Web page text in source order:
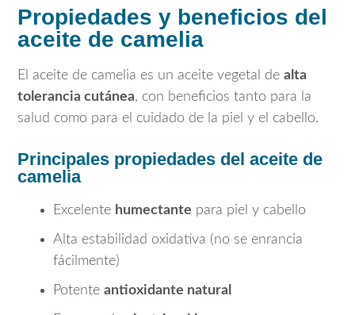
Propiedades y beneficios del
aceite de camelia
El aceite de camelia es un aceite vegetal de alta
tolerancia cutánea, con beneficios tanto para la
salud como para el cuidado de la piel y el cabello.
Principales propiedades del aceite de
camelia
Excelente humectante para piel y cabello
Alta estabilidad oxidativa (no se enrancia
fácilmente)
Potente antioxidante natural